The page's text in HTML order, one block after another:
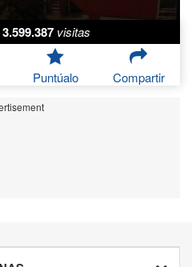
3.599.387 visitas
Puntúalo Compartir